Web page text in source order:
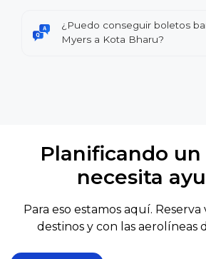
¿Puedo conseguir boletos
Myers a Kota Bharu?
Planificando
necesita
Para eso estamos aquí.
destinos y con las aerolíneas